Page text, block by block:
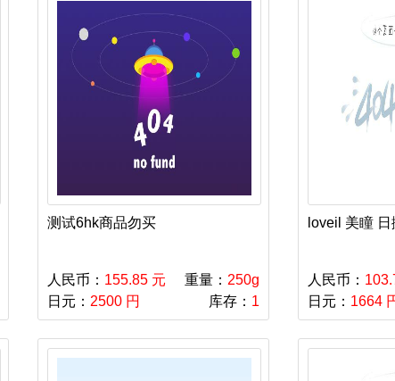
测试6hk商品勿买
人民币： 155.85 元 重量： 250g
日元： 2500 円 库存： 1
loveil 美瞳
人民币：
日元： 1664